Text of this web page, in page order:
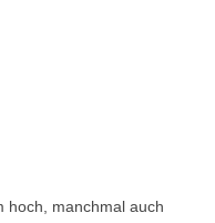
hoch, manchmal auch